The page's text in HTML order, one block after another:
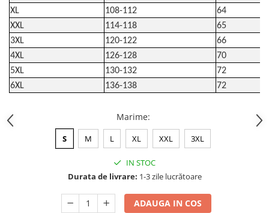
XL
108-112
64
XXL
114-118
65
3XL
120-122
66
4XL
126-128
70
5XL
130-132
72
6XL
136-138 72
Marime:
S M L XL XXL 3XL
IN STOC
Durata de livrare: 1-3 zile lucrătoare
ADAUGA IN COS